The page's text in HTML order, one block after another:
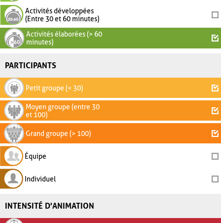
Activités développées
(Entre 30 et 60 minutes)
Activités élaborées (> 60
minutes)
PARTICIPANTS
Petit groupe (< 30)
Moyen groupe (entre 30
et 100)
Grand groupe (> 100)
Équipe
Individuel
INTENSITÉ D'ANIMATION